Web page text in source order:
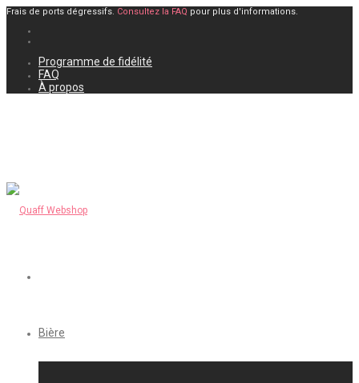
Frais de ports dégressifs. Consultez la FAQ pour plus d'informations.
Programme de fidélité
FAQ
À propos
Bière